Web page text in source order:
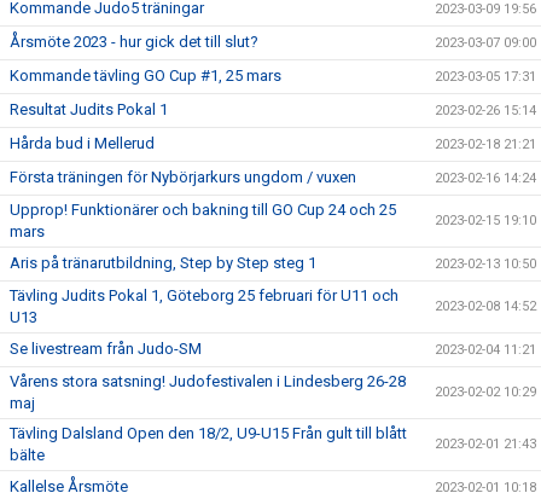
Kommande Judo5 träningar 2023-03-09 19:56
Årsmöte 2023 - hur gick det till slut? 2023-03-07 09:00
Kommande tävling GO Cup #1, 25 mars 2023-03-05 17:31
Resultat Judits Pokal 1 2023-02-26 15:14
Hårda bud i Mellerud 2023-02-18 21:21
Första träningen för Nybörjarkurs ungdom / vuxen 2023-02-16 14:24
Upprop! Funktionärer och bakning till GO Cup 24 och 25
mars
2023-02-15 19:10
Aris på tränarutbildning, Step by Step steg 1 2023-02-13 10:50
Tävling Judits Pokal 1, Göteborg 25 februari för U11 och
U13
2023-02-08 14:52
Se livestream från Judo-SM 2023-02-04 11:21
Vårens stora satsning! Judofestivalen i Lindesberg 26-28
maj
2023-02-02 10:29
Tävling Dalsland Open den 18/2, U9-U15 Från gult till blått
bälte
2023-02-01 21:43
Kallelse Årsmöte 2023-02-01 10:18